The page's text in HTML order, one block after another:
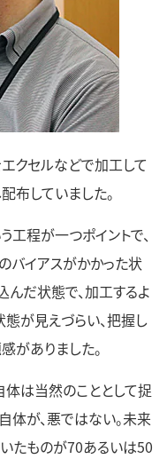
クセルなどで加工して
布していました。
工程が一つポイントで、
バイアスがかかった状
だ状態で、加工するよ
態が見えづらい、把握し
がありました。
体は当然のこととして捉
体が、悪ではない。未来
たものが70あるいは50